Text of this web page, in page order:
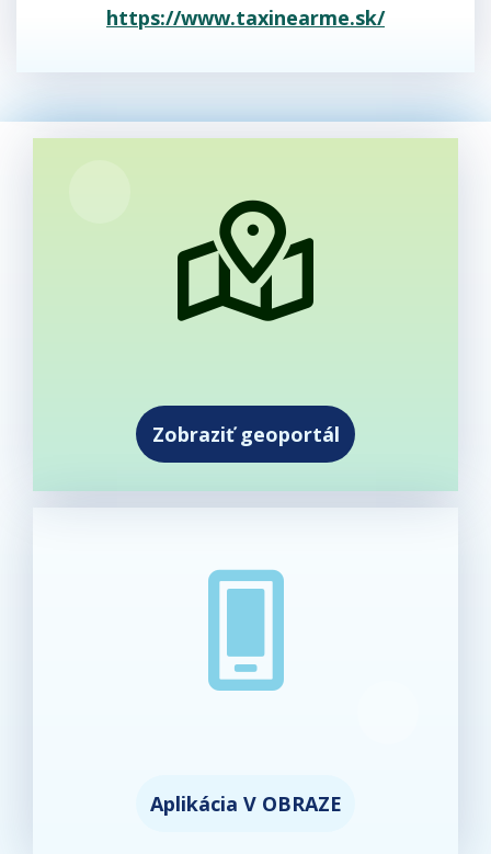
https://www.taxinearme.sk/
Zobraziť geoportál
Aplikácia V OBRAZE